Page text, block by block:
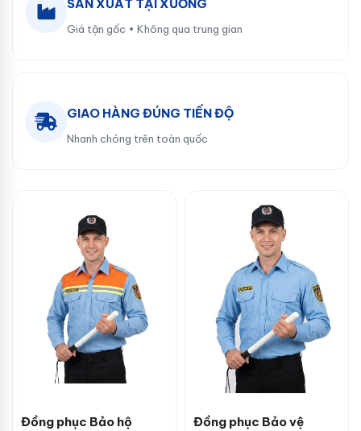
SẢN XUẤT TẠI XƯỞNG
Giá tận gốc • Không qua trung gian
GIAO HÀNG ĐÚNG TIẾN ĐỘ
Nhanh chóng trên toàn quốc
Đồng phục Bảo hộ
Đồng phục Bảo vệ